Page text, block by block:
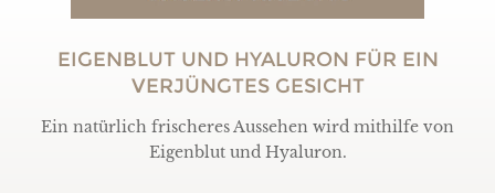
EIGENBLUT UND HYALURON FÜR EIN
VERJÜNGTES GESICHT
Ein natürlich frischeres Aussehen wird mithilfe von
Eigenblut und Hyaluron.